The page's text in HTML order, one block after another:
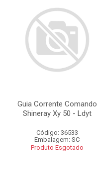
Guia Corrente Comando
Shineray Xy 50 - Ldyt
Código: 36533
Embalagem: SC
Produto Esgotado